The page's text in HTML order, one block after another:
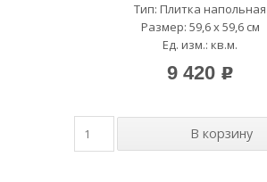
Тип: Плитка напольная
Размер: 59,6 x 59,6 см
Ед. изм.: кв.м.
9 420 p